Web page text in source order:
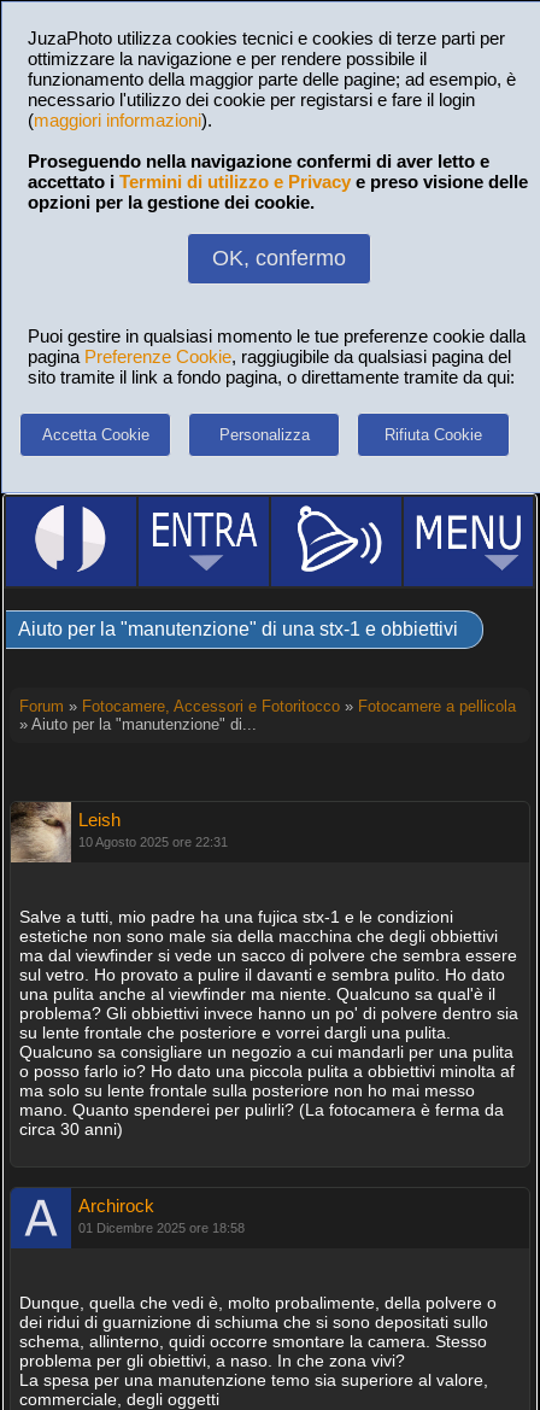
JuzaPhoto utilizza cookies tecnici e cookies di terze parti per
ottimizzare la navigazione e per rendere possibile il
funzionamento della maggior parte delle pagine; ad esempio, è
necessario l'utilizzo dei cookie per registarsi e fare il login
(maggiori informazioni).
Proseguendo nella navigazione confermi di aver letto e
accettato i Termini di utilizzo e Privacy e preso visione delle
opzioni per la gestione dei cookie.
OK, confermo
Puoi gestire in qualsiasi momento le tue preferenze cookie dalla
pagina Preferenze Cookie, raggiugibile da qualsiasi pagina del
sito tramite il link a fondo pagina, o direttamente tramite da qui:
Accetta Cookie Personalizza Rifiuta Cookie
Aiuto per la "manutenzione" di una stx-1 e obbiettivi
Forum » Fotocamere, Accessori e Fotoritocco» Fotocamere a pellicola
» Aiuto per la "manutenzione" di...
Leish
10 Agosto 2025 ore 22:31
Salve a tutti, mio padre ha una fujica stx-1 e le condizioni
estetiche non sono male sia della macchina che degli obbiettivi
ma dal viewfinder si vede un sacco di polvere che sembra essere
sul vetro. Ho provato a pulire il davanti e sembra pulito. Ho dato
una pulita anche al viewfinder ma niente. Qualcuno sa qual'è il
problema? Gli obbiettivi invece hanno un po' di polvere dentro sia
su lente frontale che posteriore e vorrei dargli una pulita.
Qualcuno sa consigliare un negozio a cui mandarli per una pulita
o posso farlo io? Ho dato una piccola pulita a obbiettivi minolta af
ma solo su lente frontale sulla posteriore non ho mai messo
mano. Quanto spenderei per pulirli? (La fotocamera è ferma da
circa 30 anni)
Archirock
01 Dicembre 2025 ore 18:58
Dunque, quella che vedi è, molto probalimente, della polvere o
dei ridui di guarnizione di schiuma che si sono depositati sullo
schema, allinterno, quidi occorre smontare la camera. Stesso
problema per gli obiettivi, a naso. In che zona vivi?
La spesa per una manutenzione temo sia superiore al valore,
commerciale, degli oggetti